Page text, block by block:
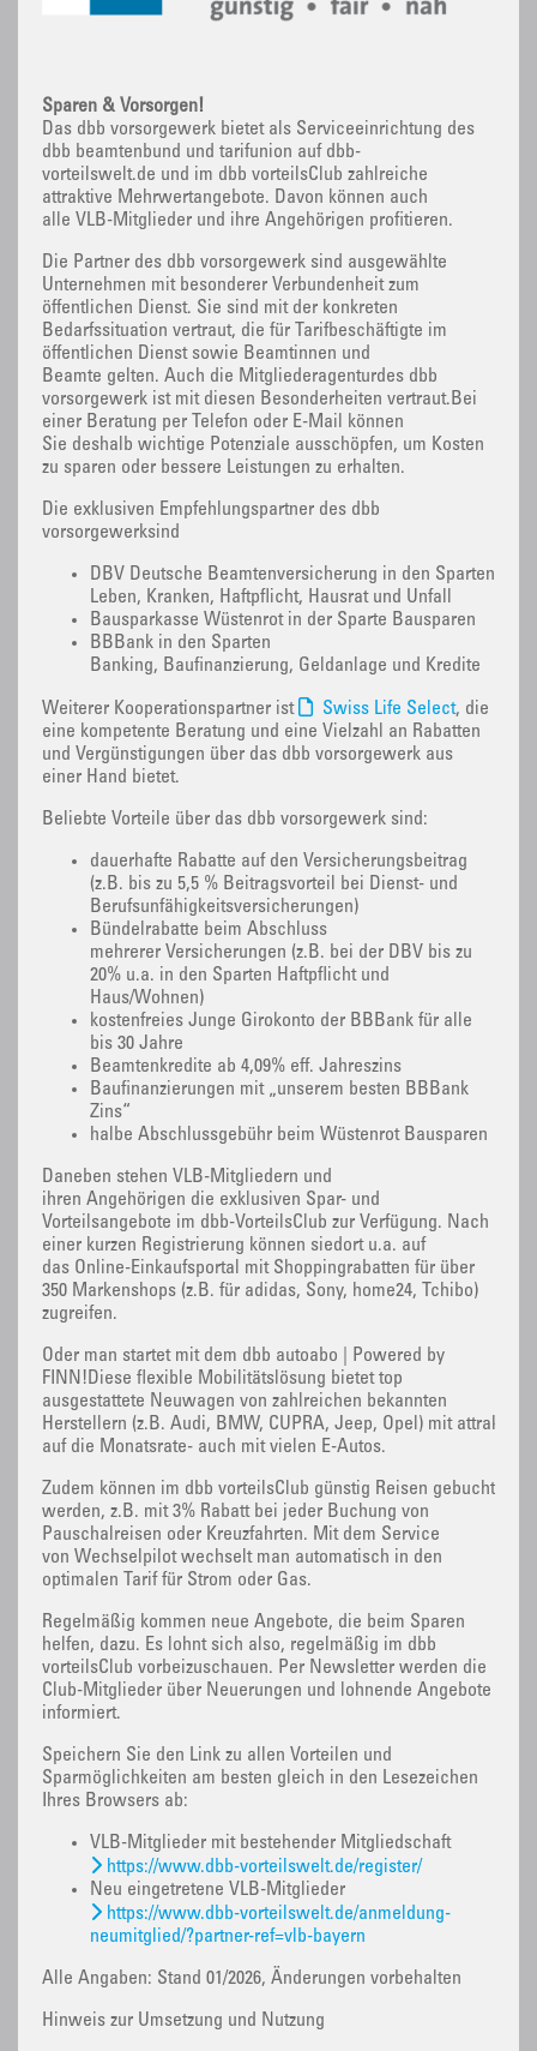
Sparen & Vorsorgen!
Das dbb vorsorgewerk bietet als Serviceeinrichtung des
dbb beamtenbund und tarifunion auf dbb-
vorteilswelt.de und im dbb vorteilsClub zahlreiche
attraktive Mehrwertangebote. Davon können auch
alle VLB-Mitglieder und ihre Angehörigen profitieren.
Die Partner des dbb vorsorgewerk sind ausgewählte
Unternehmen mit besonderer Verbundenheit zum
öffentlichen Dienst. Sie sind mit der konkreten
Bedarfssituation vertraut, die für Tarifbeschäftigte im
öffentlichen Dienst sowie Beamtinnen und
Beamte gelten. Auch die Mitgliederagenturdes dbb
vorsorgewerk ist mit diesen Besonderheiten vertraut.Bei
einer Beratung per Telefon oder E-Mail können
Sie deshalb wichtige Potenziale ausschöpfen, um Kosten
zu sparen oder bessere Leistungen zu erhalten.
Die exklusiven Empfehlungspartner des dbb
vorsorgewerksind
DBV Deutsche Beamtenversicherung in den Sparten
Leben, Kranken, Haftpflicht, Hausrat und Unfall
Bausparkasse Wüstenrot in der Sparte Bausparen
BBBank in den Sparten
Banking, Baufinanzierung, Geldanlage und Kredite
Weiterer Kooperationspartner ist Swiss Life Select, die
eine kompetente Beratung und eine Vielzahl an Rabatten
und Vergünstigungen über das dbb vorsorgewerk aus
einer Hand bietet.
Beliebte Vorteile über das dbb vorsorgewerk sind:
dauerhafte Rabatte auf den Versicherungsbeitrag
(z.B. bis zu 5,5 % Beitragsvorteil bei Dienst- und
Berufsunfähigkeitsversicherungen)
Bündelrabatte beim Abschluss
mehrerer Versicherungen (z.B. bei der DBV bis zu
20% u.a. in den Sparten Haftpflicht und
Haus/Wohnen)
kostenfreies Junge Girokonto der BBBank für alle
bis 30 Jahre
Beamtenkredite ab 4,09% eff. Jahreszins
Baufinanzierungen mit „unserem besten BBBank
Zins“
halbe Abschlussgebühr beim Wüstenrot Bausparen
Daneben stehen VLB-Mitgliedern und
ihren Angehörigen die exklusiven Spar- und
Vorteilsangebote im dbb-VorteilsClub zur Verfügung. Nach
einer kurzen Registrierung können siedort u.a. auf
das Online-Einkaufsportal mit Shoppingrabatten für über
350 Markenshops (z.B. für adidas, Sony, home24, Tchibo)
zugreifen.
Oder man startet mit dem dbb autoabo | Powered by
FINN!Diese flexible Mobilitätslösung bietet top
ausgestattete Neuwagen von zahlreichen bekannten
Herstellern (z.B. Audi, BMW, CUPRA, Jeep, Opel) mit
auf die Monatsrate- auch mit vielen E-Autos.
Zudem können im dbb vorteilsClub günstig Reisen gebucht
werden, z.B. mit 3% Rabatt bei jeder Buchung von
Pauschalreisen oder Kreuzfahrten. Mit dem Service
von Wechselpilot wechselt man automatisch in den
optimalen Tarif für Strom oder Gas.
Regelmäßig kommen neue Angebote, die beim Sparen
helfen, dazu. Es lohnt sich also, regelmäßig im dbb
vorteilsClub vorbeizuschauen. Per Newsletter werden die
Club-Mitglieder über Neuerungen und lohnende Angebote
informiert.
Speichern Sie den Link zu allen Vorteilen und
Sparmöglichkeiten am besten gleich in den Lesezeichen
Ihres Browsers ab:
VLB-Mitglieder mit bestehender Mitgliedschaft
https://www.dbb-vorteilswelt.de/register/
Neu eingetretene VLB-Mitglieder
https://www.dbb-vorteilswelt.de/anmeldung-
neumitglied/?partner-ref=vlb-bayern
Alle Angaben: Stand 01/2026, Änderungen vorbehalten
Hinweis zur Umsetzung und Nutzung